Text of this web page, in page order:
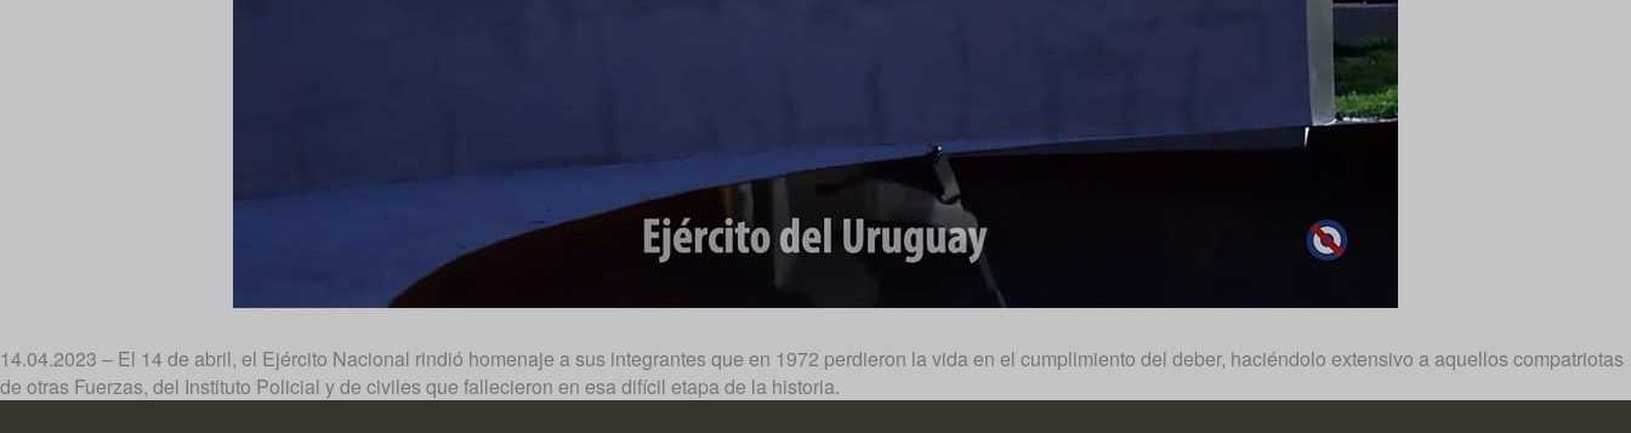
14.04.2023 – El 14 de abril, el Ejército Nacional rindió homenaje a sus integrantes que en 1972 perdieron la vida en el cumplimiento del deber, haciéndolo extensivo a aquellos compatriotas
de otras Fuerzas, del Instituto Policial y de civiles que fallecieron en esa difícil etapa de la historia.